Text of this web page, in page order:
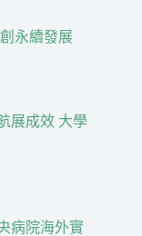
永續發展
展成效 大學
病院海外實